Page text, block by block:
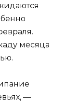
месяца
—